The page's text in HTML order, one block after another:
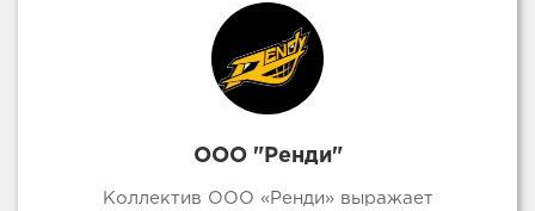
ООО "Ренди"
Коллектив ООО «Ренди» выражает